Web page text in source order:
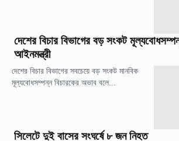
দেশের বিচার বিভাগের বড় সংকট
আইনমন্ত্রী
দেশের বিচার বিভাগের সবচেয়ে বড় সংকট মানবিক
মূল্যবোধসম্পন্ন বিচারকের অভাব বলে...
সিলেটে দুই বাসের সংঘর্ষে ৮ জন নিহত